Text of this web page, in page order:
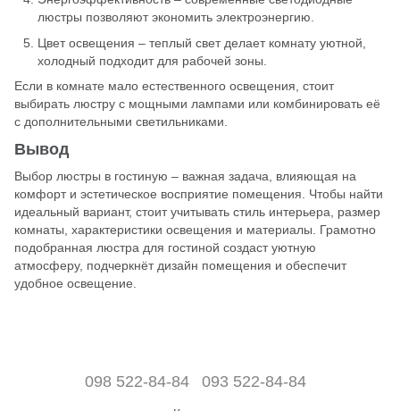
люстры позволяют экономить электроэнергию.
Цвет освещения – теплый свет делает комнату уютной,
холодный подходит для рабочей зоны.
Если в комнате мало естественного освещения, стоит
выбирать люстру с мощными лампами или комбинировать её
с дополнительными светильниками.
Вывод
Выбор люстры в гостиную – важная задача, влияющая на
комфорт и эстетическое восприятие помещения. Чтобы найти
идеальный вариант, стоит учитывать стиль интерьера, размер
комнаты, характеристики освещения и материалы. Грамотно
подобранная люстра для гостиной создаст уютную
атмосферу, подчеркнёт дизайн помещения и обеспечит
удобное освещение.
098 522-84-84 093 522-84-84